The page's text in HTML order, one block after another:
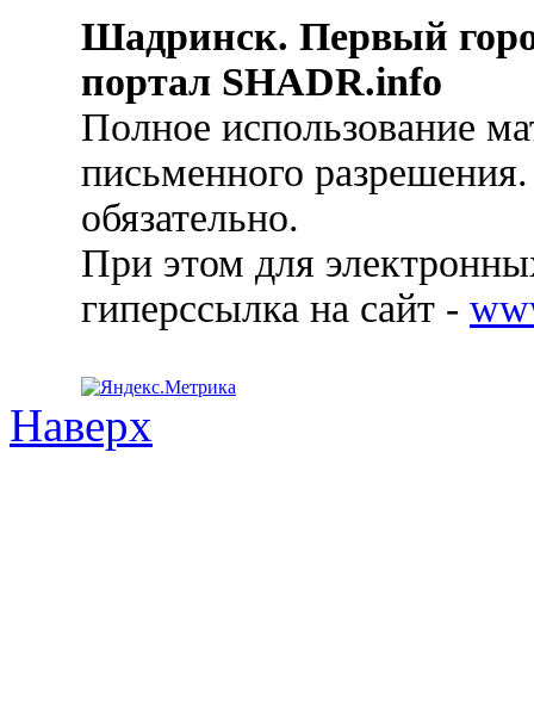
Шадринск. Первый
портал SHADR.info
Полное использование
письменного
обязательно.
При этом для
гиперссылка на сайт -
Наверх